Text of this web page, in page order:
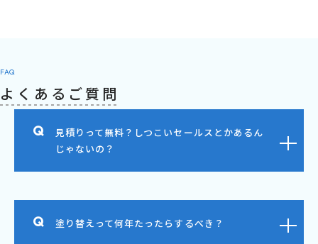
FAQ
よくあるご質問
見積りって無料？しつこいセールスとかあるん
じゃないの？
塗り替えって何年たったらするべき？